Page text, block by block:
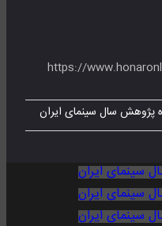
https://
پژوهش سال سینمای ایران